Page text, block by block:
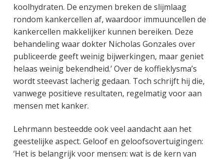
koolhydraten. De enzymen breken de slijmlaag
rondom kankercellen af, waardoor immuuncellen de
kankercellen makkelijker kunnen bereiken. Deze
behandeling waar dokter Nicholas Gonzales over
publiceerde geeft weinig bijwerkingen, maar geniet
helaas weinig bekendheid.’ Over de koffieklysma’s
wordt steevast lacherig gedaan. Toch schrijft hij die,
vanwege positieve resultaten, regelmatig voor aan
mensen met kanker.
Lehrmann besteedde ook veel aandacht aan het
geestelijke aspect. Geloof en geloofsovertuigingen:
‘Het is belangrijk voor mensen: wat is de kern van